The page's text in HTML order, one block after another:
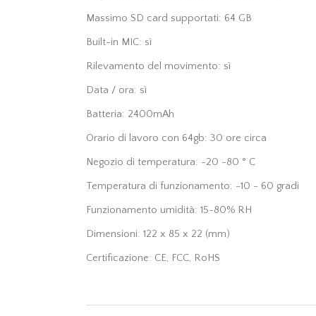
Massimo SD card supportati: 64 GB
Built-in MIC: sì
Rilevamento del movimento: sì
Data / ora: sì
Batteria: 2400mAh
Orario di lavoro con 64gb: 30 ore circa
Negozio di temperatura: -20 -80 ° C
Temperatura di funzionamento: -10 - 60 gradi
Funzionamento umidità: 15-80% RH
Dimensioni: 122 x 85 x 22 (mm)
Certificazione: CE, FCC, RoHS